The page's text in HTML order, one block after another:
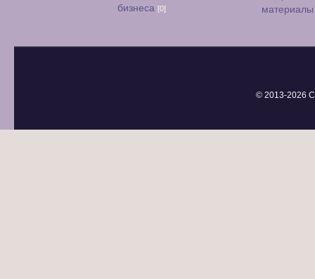
бизнеса [0]
© 2013-2026